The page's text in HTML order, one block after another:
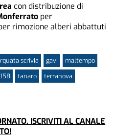
con distribuzione di
per
rimozione alberi abbattuti
scrivia gavi
maltempo
tanaro terranova
ISCRIVITI AL CANALE